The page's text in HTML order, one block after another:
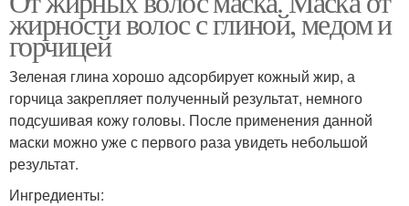
жирности волос с глиной, медом и
горчицей
Зеленая глина хорошо адсорбирует кожный жир, а
горчица закрепляет полученный результат, немного
подсушивая кожу головы. После применения данной
маски можно уже с первого раза увидеть небольшой
результат.
Ингредиенты: